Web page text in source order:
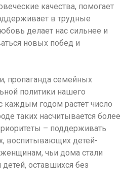
качества, помогает
в трудные
делает нас сильнее и
новых побед и
пропаганда семейных
политики нашего
каждым годом растет число
таких насчитывается более
– поддерживать
воспитывающих детей-
чьи дома стали
оставшихся без